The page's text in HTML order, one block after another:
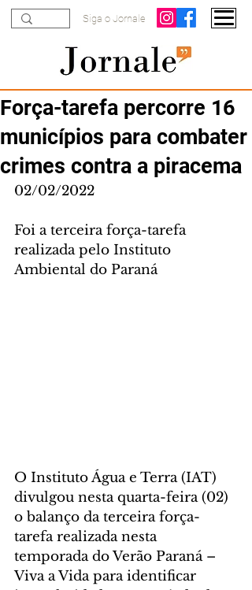
Siga o Jornale
Força-tarefa percorre 16
municípios para combater
crimes contra a piracema
02/02/2022
Foi a terceira força-tarefa
realizada pelo Instituto
Ambiental do Paraná
O Instituto Água e Terra (IAT)
divulgou nesta quarta-feira (02)
o balanço da terceira força-
tarefa realizada nesta
temporada do Verão Paraná –
Viva a Vida para identificar